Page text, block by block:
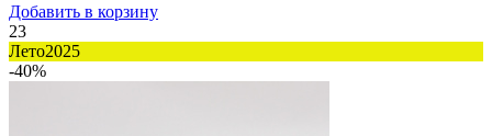
Добавить в корзину
23
Лето2025
-40%